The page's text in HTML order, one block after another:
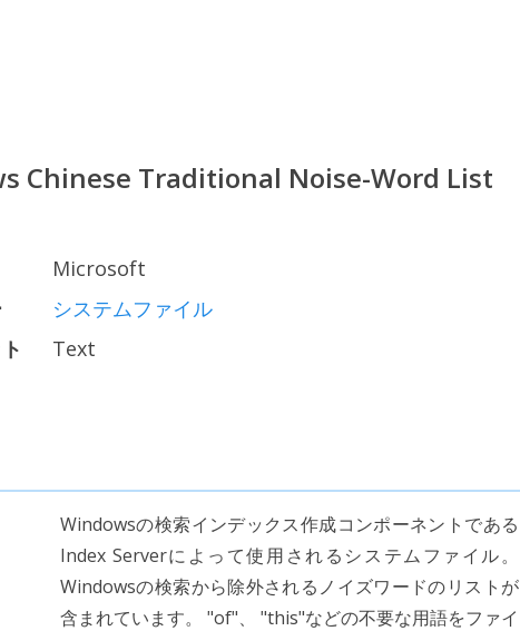
Chinese Traditional Noise-Word List
Microsoft
システムファイル
Text
Windowsの検索インデックス作成コンポーネントである
Index Serverによって使用されるシステムファイル。
Windowsの検索から除外されるノイズワードのリストが
含まれています。 "of"、 "this"などの不要な用語をファイ